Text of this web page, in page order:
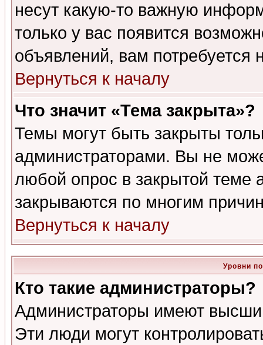
несут какую-то важную
только у вас появится
объявлений, вам потребуется
Вернуться к началу
Что значит «Тема закрыта»?
Темы могут быть закрыты
администраторами. Вы не
любой опрос в закрытой теме
закрываются по многим
Вернуться к началу
Уровни
Кто такие администраторы?
Администраторы имеют
Эти люди могут